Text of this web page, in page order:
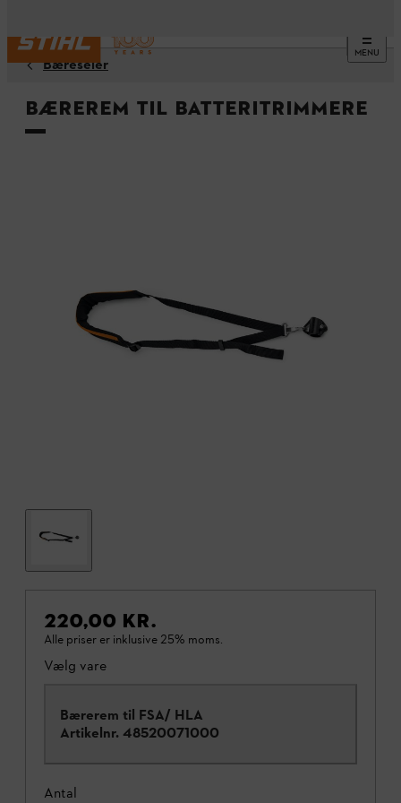
MENU
Bæreseler
Bærerem til batteritrimmere
220,00 KR.
Alle priser er inklusive 25% moms.
Vælg vare
Bærerem til FSA/ HLA
Artikelnr. 48520071000
Antal